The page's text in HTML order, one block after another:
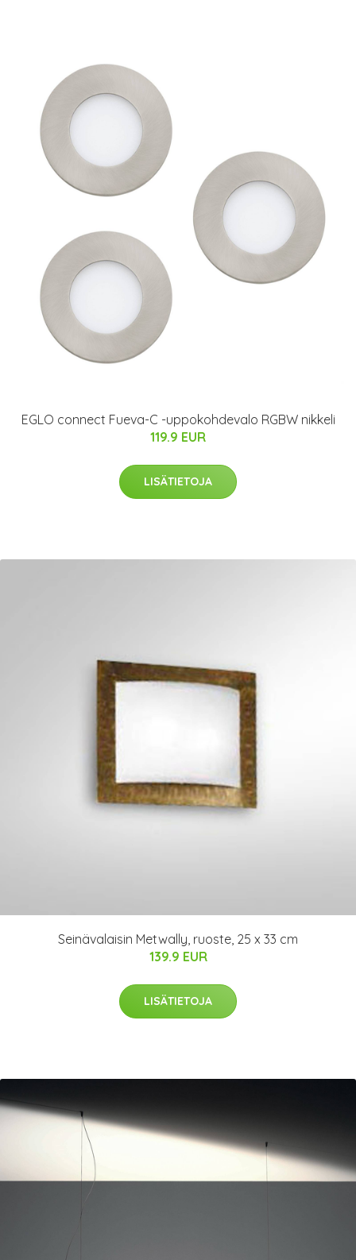
EGLO connect Fueva-C -uppokohdevalo RGBW nikkeli
119.9 EUR
LISÄTIETOJA
Seinävalaisin Metwally, ruoste, 25 x 33 cm
139.9 EUR
LISÄTIETOJA